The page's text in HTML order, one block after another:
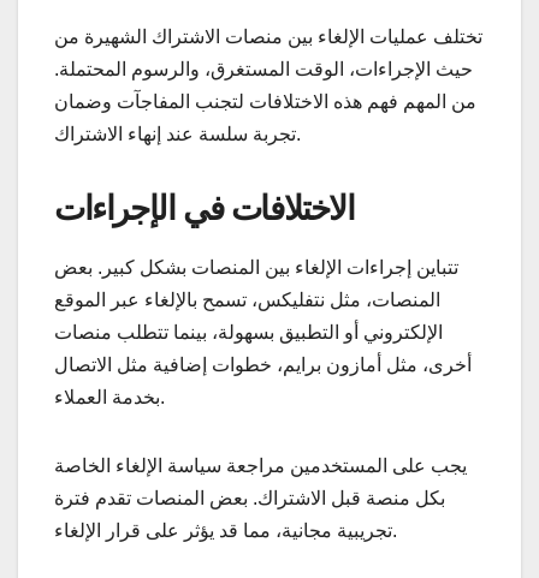
تختلف عمليات الإلغاء بين منصات الاشتراك الشهيرة من
حيث الإجراءات، الوقت المستغرق، والرسوم المحتملة.
من المهم فهم هذه الاختلافات لتجنب المفاجآت وضمان
تجربة سلسة عند إنهاء الاشتراك.
الاختلافات في الإجراءات
تتباين إجراءات الإلغاء بين المنصات بشكل كبير. بعض
المنصات، مثل نتفليكس، تسمح بالإلغاء عبر الموقع
الإلكتروني أو التطبيق بسهولة، بينما تتطلب منصات
أخرى، مثل أمازون برايم، خطوات إضافية مثل الاتصال
بخدمة العملاء.
يجب على المستخدمين مراجعة سياسة الإلغاء الخاصة
بكل منصة قبل الاشتراك. بعض المنصات تقدم فترة
تجريبية مجانية، مما قد يؤثر على قرار الإلغاء.